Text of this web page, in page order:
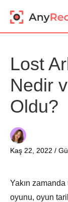
Lost
Nedir
Oldu?
Kaş 22, 2022 /
Yakın
oyunu, oyun